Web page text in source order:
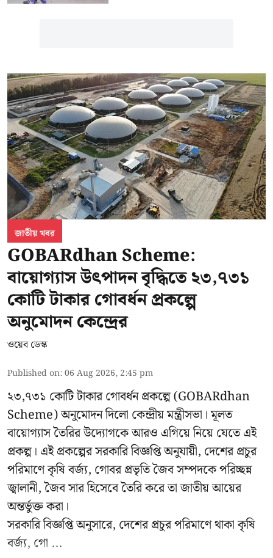
জাতীয় খবর
GOBARdhan Scheme:
বায়োগ্যাস উৎপাদন বৃদ্ধিতে ২৩,৭৩১
কোটি টাকার গোবর্ধন প্রকল্পে
অনুমোদন কেন্দ্রের
ওয়েব ডেস্ক
Published on:06 Aug 2026, 2:45 pm
২৩,৭৩১ কোটি টাকার গোবর্ধন প্রকল্পে (GOBARdhan
Scheme) অনুমোদন দিলো কেন্দ্রীয় মন্ত্রীসভা। মূলত
বায়োগ্যাস তৈরির উদ্যোগকে আরও এগিয়ে নিয়ে যেতে এই
প্রকল্প। এই প্রকল্পের সরকারি বিজ্ঞপ্তি অনুযায়ী, দেশের প্রচুর
পরিমাণে কৃষি বর্জ্য, গোবর প্রভৃতি জৈব সম্পদকে পরিচ্ছন্ন
জ্বালানী, জৈব সার হিসেবে তৈরি করে তা জাতীয় আয়ের
অন্তর্ভুক্ত করা।
সরকারি বিজ্ঞপ্তি অনুসারে, দেশের প্রচুর পরিমাণে থাকা কৃষি
বর্জ্য, গো ...